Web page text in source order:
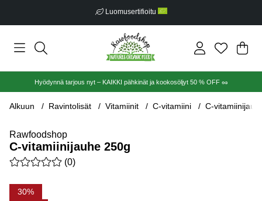
Luomusertifioitu
.
Hyödynnä tarjous nyt – KAIKKI pähkinät ja kookosöljyt 50 % OFF 🥜
Alkuun Ravintolisät Vitamiinit C-vitamiini C-
Rawfoodshop
C-vitamiinijauhe 250g
Keskiarvoluokitus 0 / 5 Arvioiden määrä 0
(0)
30
Tuotekuvat C-vitamiinijauhe 250g